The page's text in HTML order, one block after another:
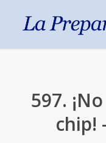
597.
chip!